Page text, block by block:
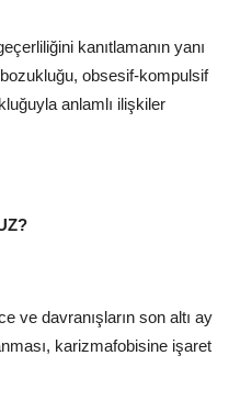
kanıtlamanın yanı
obsesif-kompulsif
anlamlı ilişkiler
ve davranışların son altı ay
karizmafobisine işaret